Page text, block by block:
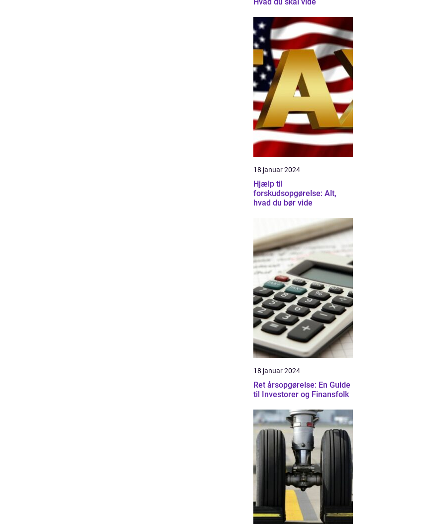
18 januar 2024
Hjælp til
forskudsopgørelse: Alt,
hvad du bør vide
18 januar 2024
Ret årsopgørelse: En Guide
til Investorer og Finansfolk